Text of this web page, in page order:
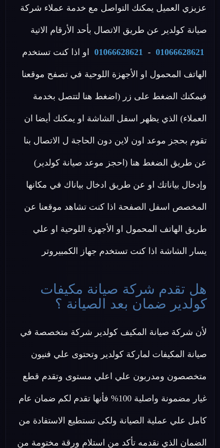
عزيزي العميل يمكنك التواصل مع خدمة عملاء شركة
صيانة كولدير عن طريق الاتصال بأحد الأرقام الاتية
01066628621
-
01066628621 او اذا كنت تستخدم
الهاتف المحمول او الأجهزة اللوحية في تصفح موقعنا
فيمكنك الضغط على زر (اضغط هنا لتتصل بخدمة
العملاء) الذي يظهر اسفل الشاشة او يمكنك أيضا ان
تقوم بحجز موعد اون لاين دون الحاجة ل الاتصال بنا
عن طريق الضغط هنا (احجز موعد صيانة كولدير)
وإدخال بياناتك او عن طريق ادخال بياناك في مكانها
المخصص اسفل الصفحة اذا كنت تشاهد موقعنا عن
طريق الهاتف المحمول او الأجهزة اللوحية او علي
يسار الشاشة اذا كنت تستخدم جهاز الكمبيروتر
هل تقدم شركة صيانة مكيفات
كولدير ضمان بعد الصيانة ؟
لأن شركة صيانة المكيف كولدير شركة متخصصة في
صيانة المكيفات لماركة كولدير وتحتوى علي فنيون
متخصصون ومدربون علي اعلي مستوى وتقدم قطع
غيار مضمونة واصلية 100% فأنها تقدم لكم ضمان عام
كامل علي عملية الصيانة ولكى تستطيع الاستفادة من
الضمان الذي نقدمه تأكد من استلام ورقة مختومة من